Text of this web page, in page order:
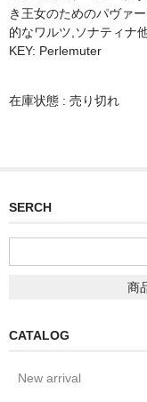
き王女のためのパヴァ
的なワルツ,ソナティ
KEY: Perlemuter
在庫状態 : 売り切れ
SERCH
商
CATALOG
New arrival